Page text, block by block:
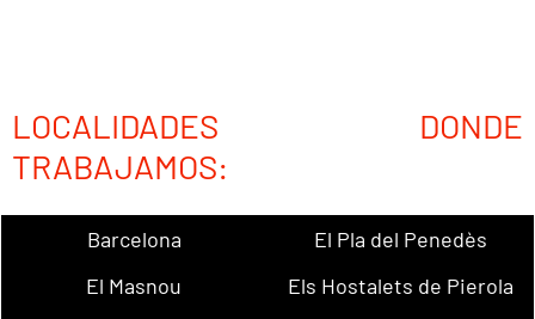
LOCALIDADES DONDE
TRABAJAMOS:
Barcelona
El Pla del Penedès
El Masnou
Els Hostalets de Pierola